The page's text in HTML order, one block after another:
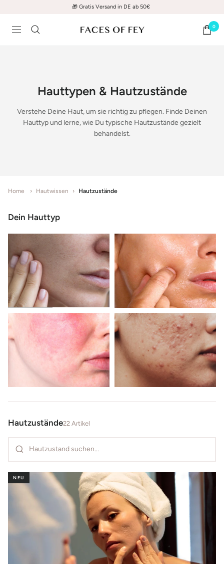
Inhalt
🇩🇪 Entwickelt & produziert in München
Navigation
FACES
0
Hauttypen & Hautzustände
Verstehe Deine Haut, um sie richtig zu pflegen. Finde Deinen
Hauttyp und lerne, wie Du typische Hautzustände gezielt
behandelst.
Home › Hautwissen › Hautzustände
Dein Hauttyp
Ölige Haut
Hautzustände22 Artikel
NEU